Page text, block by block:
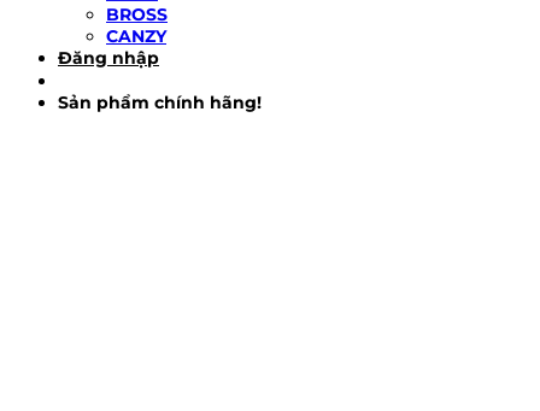
BROSS
CANZY
Đăng nhập
Sản phẩm chính hãng!